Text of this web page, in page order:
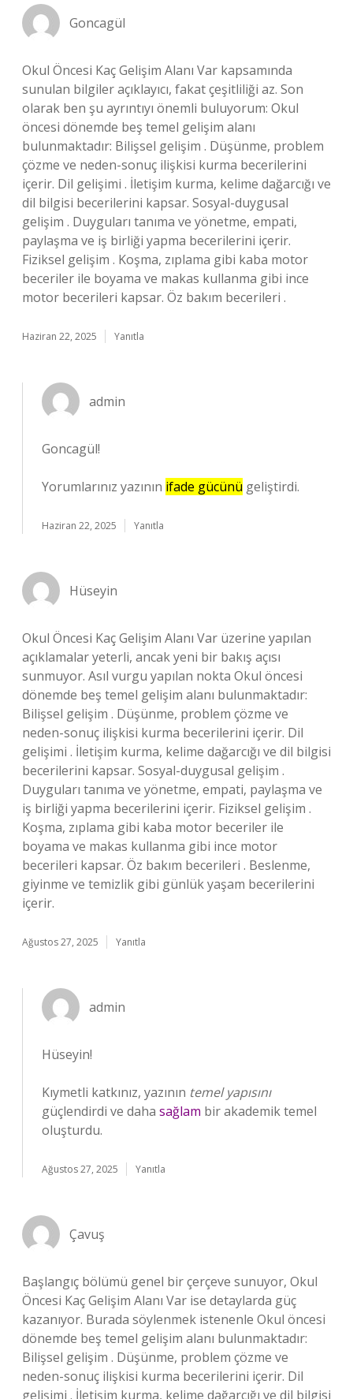
Goncagül
Okul Öncesi Kaç Gelişim Alanı Var kapsamında
sunulan bilgiler açıklayıcı, fakat çeşitliliği az. Son
olarak ben şu ayrıntıyı önemli buluyorum: Okul
öncesi dönemde beş temel gelişim alanı
bulunmaktadır: Bilişsel gelişim . Düşünme, problem
çözme ve neden-sonuç ilişkisi kurma becerilerini
içerir. Dil gelişimi . İletişim kurma, kelime dağarcığı ve
dil bilgisi becerilerini kapsar. Sosyal-duygusal
gelişim . Duyguları tanıma ve yönetme, empati,
paylaşma ve iş birliği yapma becerilerini içerir.
Fiziksel gelişim . Koşma, zıplama gibi kaba motor
beceriler ile boyama ve makas kullanma gibi ince
motor becerileri kapsar. Öz bakım becerileri .
Haziran 22, 2025 Yanıtla
admin
Goncagül!
Yorumlarınız yazının ifade gücünü geliştirdi.
Haziran 22, 2025 Yanıtla
Hüseyin
Okul Öncesi Kaç Gelişim Alanı Var üzerine yapılan
açıklamalar yeterli, ancak yeni bir bakış açısı
sunmuyor. Asıl vurgu yapılan nokta Okul öncesi
dönemde beş temel gelişim alanı bulunmaktadır:
Bilişsel gelişim . Düşünme, problem çözme ve
neden-sonuç ilişkisi kurma becerilerini içerir. Dil
gelişimi . İletişim kurma, kelime dağarcığı ve dil bilgisi
becerilerini kapsar. Sosyal-duygusal gelişim .
Duyguları tanıma ve yönetme, empati, paylaşma ve
iş birliği yapma becerilerini içerir. Fiziksel gelişim .
Koşma, zıplama gibi kaba motor beceriler ile
boyama ve makas kullanma gibi ince motor
becerileri kapsar. Öz bakım becerileri . Beslenme,
giyinme ve temizlik gibi günlük yaşam becerilerini
içerir.
Ağustos 27, 2025 Yanıtla
admin
Hüseyin!
Kıymetli katkınız, yazının temel yapısını
güçlendirdi ve daha sağlam bir akademik temel
oluşturdu.
Ağustos 27, 2025 Yanıtla
Çavuş
Başlangıç bölümü genel bir çerçeve sunuyor, Okul
Öncesi Kaç Gelişim Alanı Var ise detaylarda güç
kazanıyor. Burada söylenmek istenenle Okul öncesi
dönemde beş temel gelişim alanı bulunmaktadır:
Bilişsel gelişim . Düşünme, problem çözme ve
neden-sonuç ilişkisi kurma becerilerini içerir. Dil
gelişimi . İletişim kurma, kelime dağarcığı ve dil bilgisi